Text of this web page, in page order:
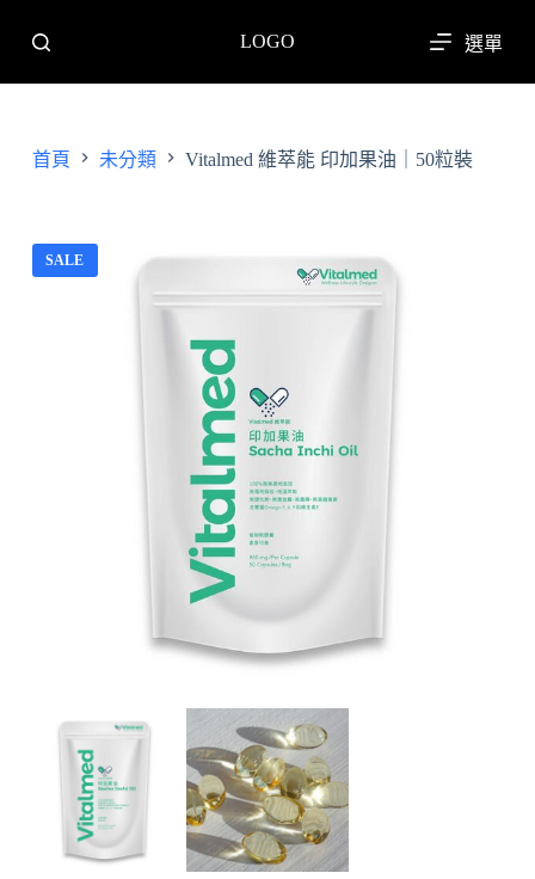
至
主
容
LOGO 選單
首頁 未分類 Vitalmed 維萃能 印加果油｜50粒裝
SALE